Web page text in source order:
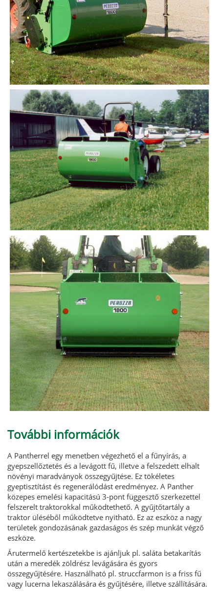
További információk
A Pantherrel egy menetben végezhető el a fűnyírás, a
gyepszellőztetés és a levágott fű, illetve a felszedett elhalt
növényi maradványok összegyűjtése. Ez tökéletes
gyeptisztítást és regenerálódást eredményez. A Panther
közepes emelési kapacitású 3-pont függesztő szerkezettel
felszerelt traktorokkal működtethető. A gyűjtőtartály a
traktor üléséből működtetve nyitható. Ez az eszköz a nagy
területek gondozásának gazdaságos és szép munkát végző
eszköze.
Árutermelő kertészetekbe is ajánljuk pl. saláta betakarítás
után a meredék zöldrész levágására és gyors
összegyűjtésére. Használható pl. struccfarmon is a friss fű
vagy lucerna lekaszálására és gyűjtésére, illetve szállítására.